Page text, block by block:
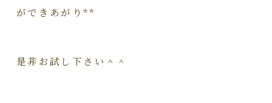
ができあがり**
是非お試し下さい＾＾